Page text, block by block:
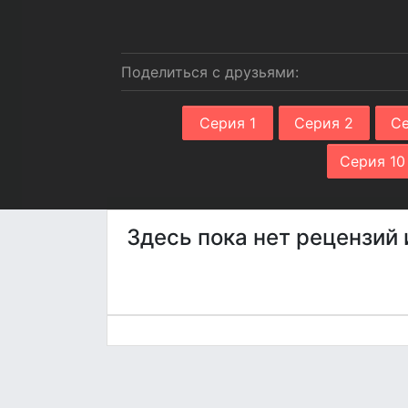
Поделиться с друзьями:
Серия 1 Серия 2
Серия 10
Здесь пока нет рецензий